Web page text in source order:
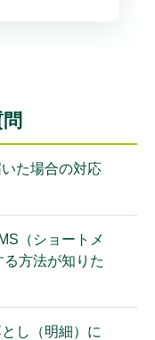
た場合の対応
（ショートメ
方法が知りた
し（明細）に